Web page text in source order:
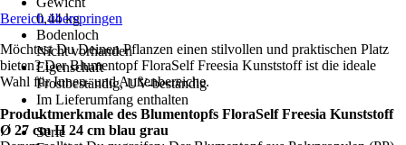
0,44 kg
Bodenloch
Nicht vorhanden
Eigenschaft
Frostbeständig, UV-beständig
Im Lieferumfang enthalten
-
Serie
Bereich überspringen
Möchtest Du Deinen Pflanzen einen stilvollen und praktischen Platz
bieten? Der Blumentopf FloraSelf Freesia Kunststoff ist die ideale
Wahl für Innen- und Außenbereiche.
Produktmerkmale des Blumentopfs FloraSelf Freesia Kunststoff
Ø 27 cm H 24 cm blau grau